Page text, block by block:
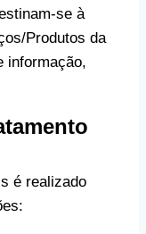
se à
Produtos da
informação,
é realizado